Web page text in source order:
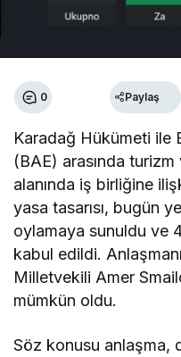
0 Paylaş
Karadağ Hükümeti ile
(BAE) arasında
alanında iş birliğine
yasa tasarısı, bugün
oylamaya sunuldu ve
kabul edildi.
Milletvekili Amer
mümkün oldu.
Söz konusu anlaşma,